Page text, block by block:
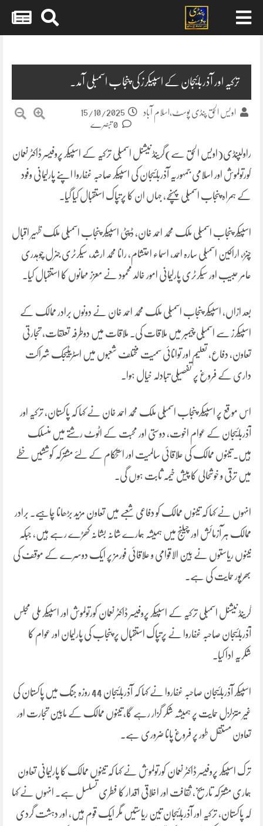
ترکیہ اور آذربائیجان کے اسپیکرز کی پنجاب اسمبلی آمد۔
اویس الحق پنڈی پوسٹ،اسلام آباد
15/10/2025
راولپنڈی(اویس الحق سے)گرینڈ نیشنل اسمبلی ترکیہ کے اسپیکر پروفیسر ڈاکٹر نعمان
کورتولموش اور اسلامی جمہوریہ آذربائیجان کی اسپیکر صاحبہ غفاروا اپنے پارلیمانی وفود
کے ہمراہ پنجاب اسمبلی پہنچے، جہاں ان کا پرتپاک استقبال کیا گیا۔
اسپیکر پنجاب اسمبلی ملک محمد احمد خان، ڈپٹی اسپیکر پنجاب اسمبلی ملک ظہیر اقبال
چنڑ، اراکین اسمبلی سارہ احمد، اسماء احتشام، رانا محمد ارشد، سیکرٹری جنرل چوہدری
عامر حبیب اور سیکرٹری پارلیمانی امور خالد محمود نے معزز مہمانوں کا استقبال کیا۔
بعد ازاں، اسپیکر پنجاب اسمبلی ملک محمد احمد خان نے دونوں برادر ممالک کے
اسپیکرز سے اسمبلی چیمبر میں ملاقات کی۔ ملاقات میں دوطرفہ تعلقات، تجارتی
تعاون، دفاع، تعلیم اور توانائی سمیت مختلف شعبوں میں اسٹریٹیجک شراکت
داری کے فروغ پر تفصیلی تبادلہ خیال ہوا۔
اس موقع پر اسپیکر پنجاب اسمبلی ملک محمد احمد خان نے کہا کہ پاکستان، ترکیہ اور
آذربائیجان کے عوام اخوت، دوستی اور محبت کے اٹوٹ رشتے میں منسلک
ہیں۔ تینوں ممالک کی علاقائی سالمیت اور استحکام کے لئے مشترکہ کوششیں خطے
میں ترقی و خوشحالی کا پیش خیمہ ثابت ہوں گی۔
انہوں نے کہا کہ تینوں ممالک کو دفاعی شعبے میں تعاون مزید بڑھانا چاہیے۔ برادر
ممالک ہر آزمائش اور چیلنج میں ہمیشہ ہمارے شانہ بشانہ کھڑے رہے ہیں، جبکہ
تینوں ریاستوں نے بین الاقوامی و علاقائی فورمز پر ایک دوسرے کے موقف کی
بھرپور حمایت کی ہے۔
گرینڈ نیشنل اسمبلی ترکیہ کے اسپیکر پروفیسر ڈاکٹر نعمان کورتولموش اور اسپیکر ملی مجلس
آذربائیجان صاحبہ غفاروا نے پرتپاک استقبال پر پنجاب کی پارلیمان اور عوام کا
شکریہ ادا کیا۔
اسپیکر آذربائیجان صاحبہ غفاروا نے کہا کہ آذربائیجان 44 روزہ جنگ میں پاکستان کی
غیر متزلزل حمایت پر ہمیشہ شکر گزار رہے گا، تینوں ممالک کے مابین تجارت اور
تعاون مستقل طور پر فروغ پانا ضروری ہے۔
ترک اسپیکر پروفیسر ڈاکٹر نعمان کورتولموش نے کہا کہ تینوں ممالک کا پارلیمانی تعاون
ہماری مشترکہ تاریخ، ثقافت اور اخلاقی اقدار کا فطری تسلسل ہے۔ انہوں نے کہا
کہ پاکستان، ترکیہ اور آذربائیجان تین ریاستیں مگر ایک قوم ہیں، اور دہشت گردی